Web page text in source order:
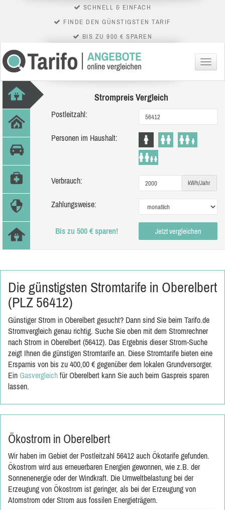
SCHNELL & EINFACH
FINDE DEN GÜNSTIGSTEN TARIF
BIS ZU 900 € SPAREN
Menü
Strompreis Vergleich
Postleitzahl:
Personen im Haushalt:
Verbrauch: kWh/Jahr
Zahlungsweise:
Bis zu 500 € sparen! Jetzt vergleichen
Die günstigsten Stromtarife in Oberelbert
(PLZ 56412)
Günstiger Strom in Oberelbert gesucht? Dann sind Sie beim Tarifo.de
Stromvergleich genau richtig. Suche Sie oben mit dem Stromrechner
nach Strom in Oberelbert (56412). Das Ergebnis dieser Strom-Suche
zeigt Ihnen die günstigen Stromtarife an. Diese Stromtarife bieten eine
Ersparnis von bis zu 400,00 € gegenüber dem lokalen Grundversorger.
Ein Gasvergleich für Oberelbert kann Sie auch beim Gaspreis sparen
lassen.
Ökostrom in Oberelbert
Wir haben im Gebiet der Postleitzahl 56412 auch Ökotarife gefunden.
Ökostrom wird aus erneuerbaren Energien gewonnen, wie z.B. der
Sonnenenergie oder der Windkraft. Die Umweltbelastung bei der
Erzeugung von Ökostrom ist geringer, als bei der Erzeugung von
Atomstrom oder Strom aus fossilen Energieträgern.